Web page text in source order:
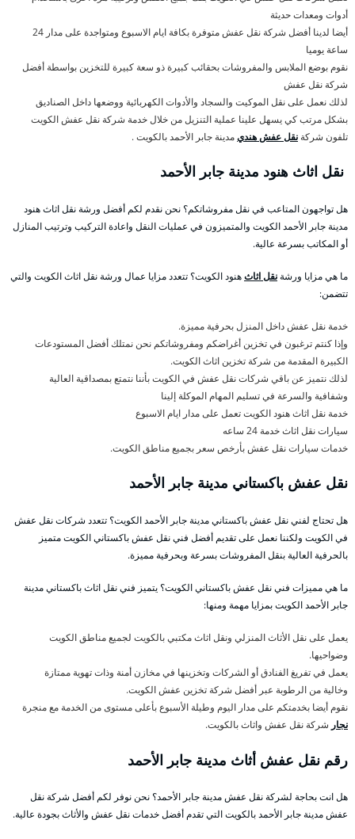
أدوات ومعدات حديثة
أيضا لدينا أفضل شركة نقل عفش متوفرة بكافة ايام الاسبوع ومتواجدة على مدار 24
ساعة يوميا
نقوم بوضع الملابس والمفروشات بحقائب كبيرة ذو سعة كبيرة للتخزين بواسطة أفضل
شركة نقل عفش
لذلك نعمل على نقل الموكيت والسجاد والأدوات الكهربائية ووضعها داخل الصناديق
بشكل مرتب كي يسهل علينا عملية التنزيل من خلال خدمة شركة نقل عفش الكويت
تلفون شركة نقل عفش هنديمدينة جابر الأحمد بالكويت .
نقل اثاث هنود مدينة جابر الأحمد
هل تواجهون المتاعب في نقل مفروشاتكم؟ نحن نقدم لكم أفضل ورشة نقل اثاث هنود
مدينة جابر الأحمد الكويت والمتميزون في عمليات النقل واعادة التركيب وترتيب المنازل
أو المكاتب بسرعة عالية.
ما هي مزايا ورشةنقل اثاثهنود الكويت؟ تتعدد مزايا عمال ورشة نقل اثاث الكويت والتي
تتضمن:
خدمة نقل عفش داخل المنزل بحرفية مميزة.
وإذا كنتم ترغبون في تخزين أغراضكم ومفروشاتكم نحن نمتلك أفضل المستودعات
الكبيرة المقدمة من شركة تخزين اثاث الكويت.
لذلك نتميز عن باقي شركات نقل عفش في الكويت بأننا نتمتع بمصداقية العالية
وشفافية والسرعة في تسليم المهام الموكلة إلينا
خدمة نقل اثاث هنود الكويت تعمل على مدار ايام الاسبوع
سيارات نقل اثاث خدمة 24 ساعه
خدمات سيارات نقل عفش بأرخص سعر بجميع مناطق الكويت.
نقل عفش باكستاني مدينة جابر الأحمد
هل تحتاج لفني نقل عفش باكستاني مدينة جابر الأحمد الكويت؟ تتعدد شركات نقل عفش
في الكويت ولكننا نعمل على تقديم أفضل فني نقل عفش باكستاني الكويت متميز
بالحرفية العالية بنقل المفروشات بسرعة وبحرفية مميزة.
ما هي مميزات فني نقل عفش باكستاني الكويت؟ يتميز فني نقل اثاث باكستاني مدينة
جابر الأحمد الكويت بمزايا مهمة ومنها:
يعمل على نقل الأثاث المنزلي ونقل اثاث مكتبي بالكويت لجميع مناطق الكويت
وضواحيها.
يعمل في تفريغ الفنادق أو الشركات وتخزينها في مخازن أمنة وذات تهوية ممتازة
وخالية من الرطوبة عبر أفضل شركة تخزين عفش الكويت.
نقوم أيضا بخدمتكم على مدار اليوم وطيلة الأسبوع بأعلى مستوى من الخدمة مع منجرة
نجار شركة نقل عفش واثاث بالكويت.
رقم نقل عفش أثاث مدينة جابر الأحمد
هل انت بحاجة لشركة نقل عفش مدينة جابر الأحمد؟ نحن نوفر لكم أفضل شركة نقل
عفش مدينة جابر الأحمد بالكويت التي تقدم أفضل خدمات نقل عفش والأثاث بجودة عالية.